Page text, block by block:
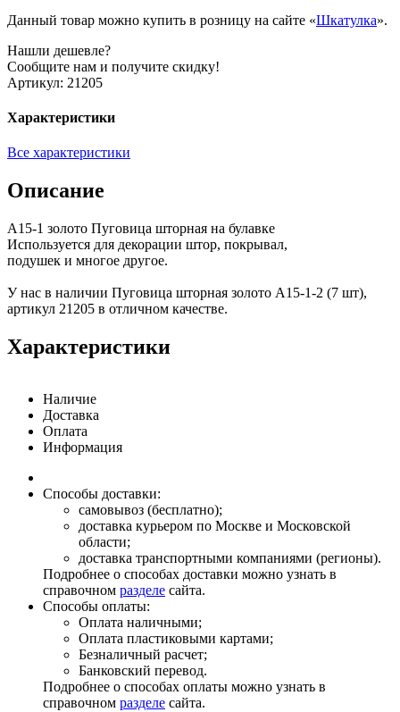
Данный товар можно купить в розницу на сайте «Шкатулка».
Нашли дешевле?
Сообщите нам и получите скидку!
Артикул: 21205
Характеристики
Все характеристики
Описание
A15-1 золото Пуговица шторная на булавке
Используется для декорации штор, покрывал,
подушек и многое другое.
У нас в наличии Пуговица шторная золото A15-1-2 (7 шт),
артикул 21205 в отличном качестве.
Характеристики
Наличие
Доставка
Оплата
Информация
Способы доставки:
самовывоз (бесплатно);
доставка курьером по Москве и Московской
области;
доставка транспортными компаниями (регионы).
Подробнее о способах доставки можно узнать в
справочном разделе сайта.
Способы оплаты:
Оплата наличными;
Оплата пластиковыми картами;
Безналичный расчет;
Банковский перевод.
Подробнее о способах оплаты можно узнать в
справочном разделе сайта.